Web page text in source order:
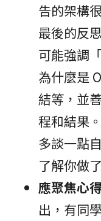
告的架構
最後的反
可能強調
為什麼是
結等，並
程和結果
多談一點
了解你做
應聚焦心
出，有同